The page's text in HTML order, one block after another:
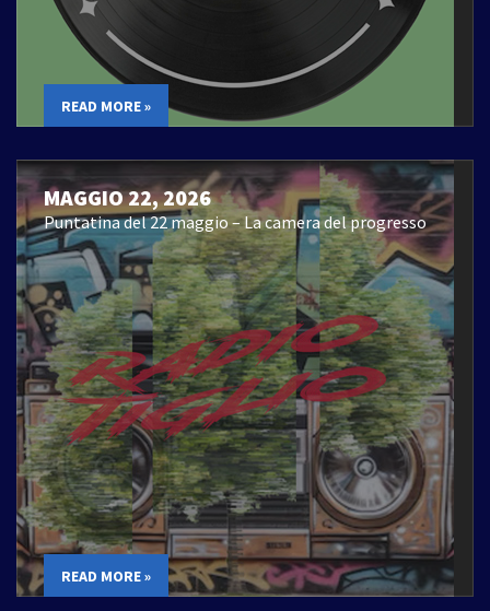
READ MORE »
MAGGIO 22, 2026
Puntatina del 22 maggio – La camera del progresso
READ MORE »